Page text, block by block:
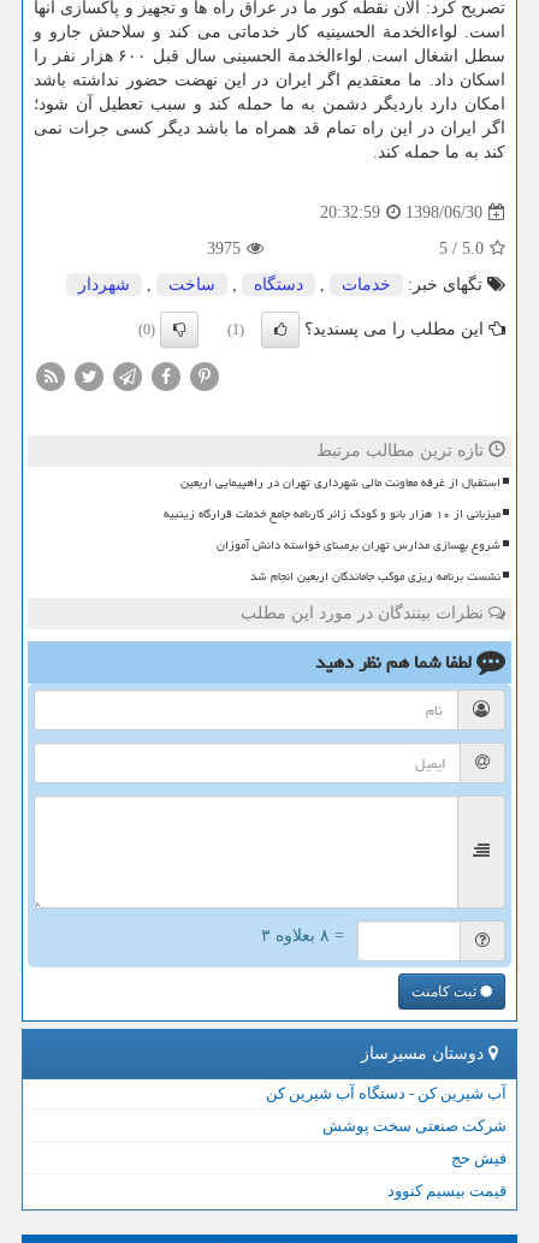
تصریح كرد: الان نقطه كور ما در عراق راه ها و تجهیز و پاكسازی آنها
است. لواءالخدمة الحسینیه كار خدماتی می كند و سلاحش جارو و
سطل اشغال است. لواءالخدمة الحسینی سال قبل ۶۰۰ هزار نفر را
اسكان داد. ما معتقدیم اگر ایران در این نهضت حضور نداشته باشد
امكان دارد باردیگر دشمن به ما حمله كند و سبب تعطیل آن شود؛
اگر ایران در این راه تمام قد همراه ما باشد دیگر كسی جرات نمی
كند به ما حمله كند.
1398/06/30
20:32:59
5.0
/
5
3975
تگهای خبر:
خدمات , دستگاه , ساخت , شهردار
این مطلب را می پسندید؟ (1)
(0)
تازه ترین مطالب مرتبط
استقبال از غرفه معاونت مالی شهرداری تهران در راهپیمایی اربعین
میزبانی از ۱۰ هزار بانو و کودک زائر کارنامه جامع خدمات قرارگاه زینبیه
شروع بهسازی مدارس تهران برمبنای خواسته دانش آموزان
نشست برنامه ریزی موکب جاماندگان اربعین انجام شد
نظرات بینندگان در مورد این مطلب
لطفا شما همنظر دهید
= ۸ بعلاوه ۳
ثبت کامنت
دوستان مسیرساز
آب شیرین کن - دستگاه آب شیرین کن
شرکت صنعتی سخت پوشش
فیش حج
قیمت بیسیم کنوود